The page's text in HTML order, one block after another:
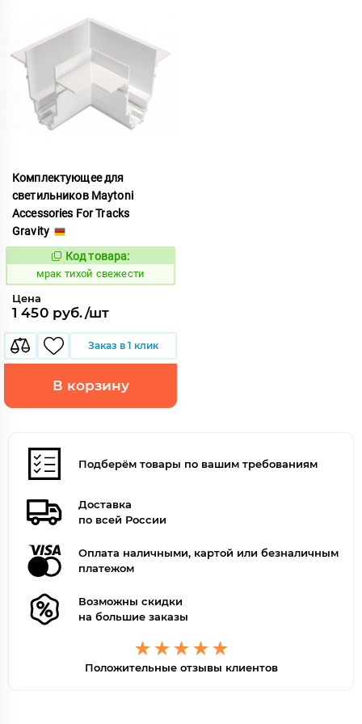
Комплектующее для
светильников Maytoni
Accessories For Tracks
Gravity
Код:
1059583
Код товара:
мрак тихой свежести
Цена
1 450 руб./шт
Заказ в 1 клик
В корзину
Подберём товары по вашим требованиям
Доставка
по всей России
Оплата наличными, картой или безналичным
платежом
Возможны скидки
на большие заказы
Положительные отзывы клиентов